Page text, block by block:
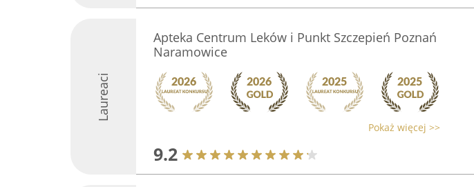
Laureaci
Apteka Centrum Leków i Punkt Szczepień Poznań
Naramowice
Pokaż więcej >>
9.2